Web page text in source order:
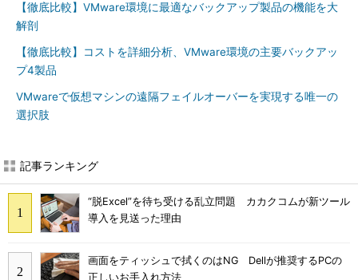
【徹底比較】VMware環境に最適なバックアップ製品の機能を大
解剖
【徹底比較】コストを詳細分析、VMware環境の主要バックアッ
プ4製品
VMwareで仮想マシンの遠隔フェイルオーバーを実現する唯一の
選択肢
記事ランキング
“脱Excel”を待ち受ける乱立問題 カカクコムが新ツール
導入を見送った理由
画面をティッシュで拭くのはNG Dellが推奨するPCの
正しいお手入れ方法